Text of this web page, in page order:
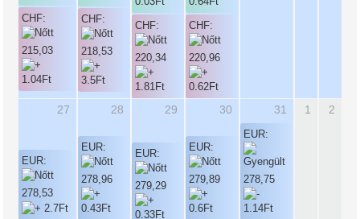
CHF:
215,03
CHF:
218,53
CHF:
220,34
CHF:
220,96
27
EUR:
278,53
28
EUR:
278,96
29
EUR:
279,29
30
EUR:
279,89
31
EUR:
278,75
1 2